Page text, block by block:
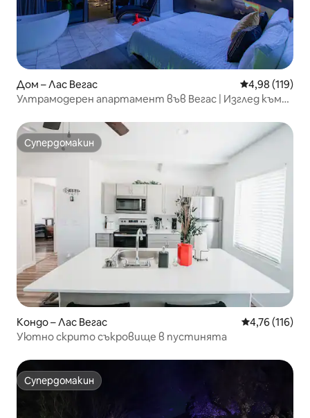
Дом – Лас Вегас Средна
4,98 (119)
Ултрамодерен апартамент във Вегас | Изглед към
Супердомакин
Супердомакин
Кондо – Лас Вегас Средна
4,76 (116)
Уютно скрито съкровище в пустинята
Супердомакин
Супердомакин